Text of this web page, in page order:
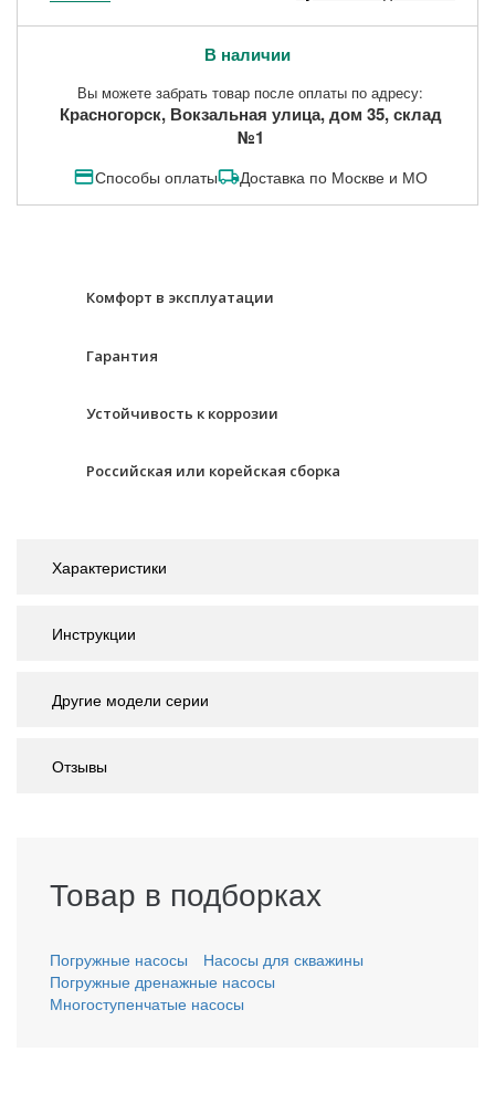
В наличии
Вы можете забрать товар после оплаты по адресу:
Красногорск, Вокзальная улица, дом 35, склад
№1
Способы оплаты Доставка по Москве и МО
Комфорт в эксплуатации
Гарантия
Устойчивость к коррозии
Российская или корейская сборка
Характеристики
Инструкции
Другие модели серии
Отзывы
Товар в подборках
Погружные насосы
Насосы для скважины
Погружные дренажные насосы
Многоступенчатые насосы